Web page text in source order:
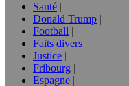
Santé
Donald Trump
Football
Faits divers
Justice
Fribourg
Espagne